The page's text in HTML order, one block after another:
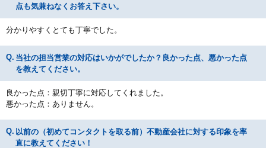
点も気兼ねなくお答え下さい。
分かりやすくとても丁寧でした。
当社の担当営業の対応はいかがでしたか？良かった点、悪かった点
を教えてください。
良かった点：親切丁寧に対応してくれました。
悪かった点：ありません。
以前の（初めてコンタクトを取る前）不動産会社に対する印象を率
直に教えてください！